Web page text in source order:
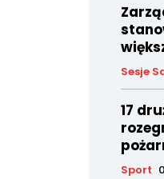
Sesje
17
Sport